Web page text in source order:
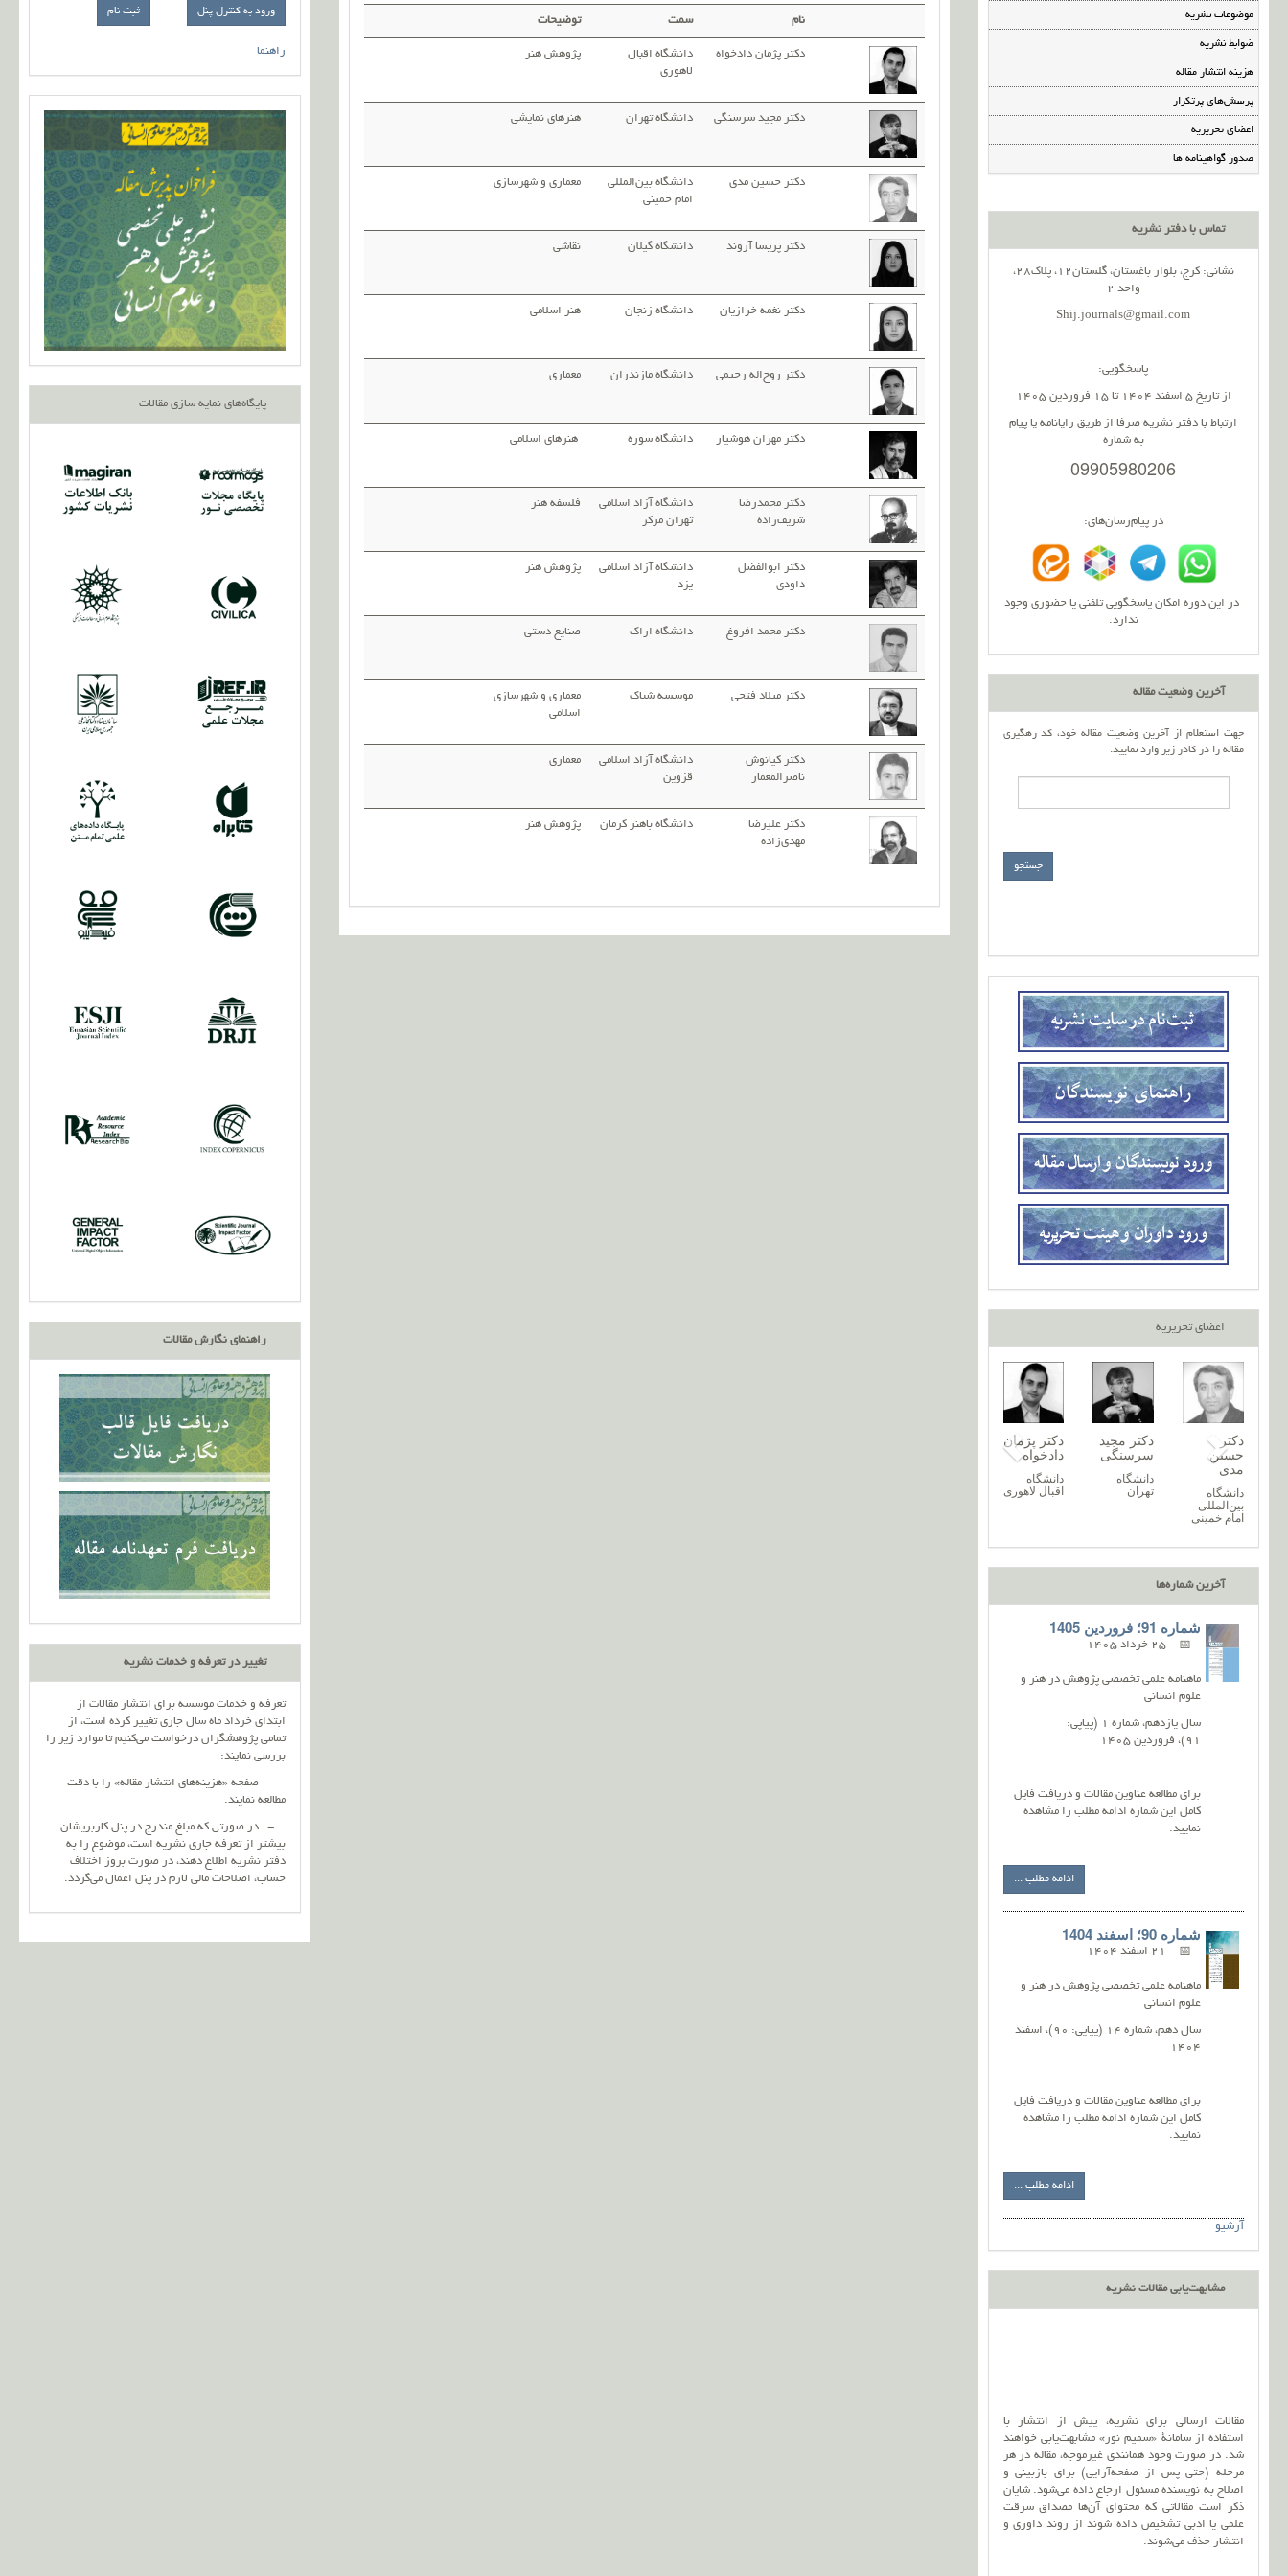
موضوعات نشریه
ضوابط نشریه
هزینه انتشار مقاله
پرسش‌های پرتکرار
اعضای تحریریه
صدور گواهینامه ها
تماس با دفتر نشریه
نشانی: کرج، بلوار باغستان، گلستان12، پلاک28،
واحد 2
Shij.journals@gmail.com
پاسخگویی:
از تاریخ 5 اسفند 1404 تا 15 فروردین 1405
ارتباط با دفتر نشریه صرفا از طریق رایانامه یا پیام
به شماره
09905980206
در پیام‌رسان‌های:
در این دوره امکان پاسخگویی تلفنی یا حضوری وجود
ندارد.
آخرین وضعیت مقاله
جهت استعلام از آخرین وضعیت مقاله خود، کد رهگیری
مقاله را در کادر زیر وارد نمایید.
اعضای تحریریه
دکتر
حسین
مدی
دانشگاه
دکتر پریسا
آروند
دانشگاه
دکتر نغمه
خرازیان
زنجان
آخرین شماره‌ها
شماره 91؛ فروردین 1405
25 خرداد 1405
ماهنامه علمی تخصصی پژوهش در هنر و
علوم انسانی
سال یازدهم، شماره 1 (پیاپی:
91)، فروردین 1405
برای مطالعه عناوین مقالات و دریافت فایل
کامل این شماره ادامه مطلب را مشاهده
نمایید.
ادامه مطلب ...
شماره 90؛ اسفند 1404
21 اسفند 1404
ماهنامه علمی تخصصی پژوهش در هنر و
علوم انسانی
سال دهم، شماره 14 (پیاپی: 90)، اسفند
1404
برای مطالعه عناوین مقالات و دریافت فایل
کامل این شماره ادامه مطلب را مشاهده
نمایید.
ادامه مطلب ...
آرشیو
مشابهت‌یابی مقالات نشریه
مقالات ارسالی برای نشریه، پیش از انتشار با
استفاده از سامانۀ «سمیم نور» مشابهت‌یابی خواهند
شد. در صورت وجود همانندی غیرموجه، مقاله در هر
مرحله (حتی پس از صفحه‌آرایی) برای بازبینی و
اصلاح به نویسنده مسئول ارجاع داده می‌شود. شایان
ذکر است مقالاتی که محتوای آن‌ها مصداق سرقت
علمی یا ادبی تشخیص داده شوند از روند داوری و
انتشار حذف می‌شوند.
نام سمت توضیحات
دکتر پژمان دادخواه
دانشگاه اقبال
لاهوری
پژوهش هنر
دکتر مجید سرسنگی دانشگاه تهران هنرهای نمایشی
دکتر حسین مدی
دانشگاه بین‌المللی
امام خمینی
معماری و شهرسازی
دکتر پریسا آروند دانشگاه گیلان نقاشی
دکتر نغمه خرازیان دانشگاه زنجان هنر اسلامی
دکتر روح‌اله رحیمی دانشگاه مازندران معماری
دکتر مهران هوشیار دانشگاه سوره هنرهای اسلامی
دکتر محمدرضا
شریف‌زاده
دانشگاه آزاد اسلامی
تهران مرکز
فلسفه هنر
دکتر ابوالفضل
داودی
دانشگاه آزاد اسلامی
یزد
پژوهش هنر
دکتر محمد افروغ دانشگاه اراک صنایع دستی
دکتر میلاد فتحی موسسه شباک
معماری و شهرسازی
اسلامی
دکتر كيانوش
ناصرالمعمار
دانشگاه آزاد اسلامی
قزوین
معماری
دکتر علیرضا
مهدی‌زاده
دانشگاه باهنر کرمان پژوهش هنر
ورود به کنترل پنل
راهنما
پایگاه‌های نمایه سازی مقالات
راهنمای نگارش مقالات
تغییر در تعرفه و خدمات نشریه
تعرفه و خدمات موسسه برای انتشار مقالات از
ابتدای خرداد ماه سال جاری تغییر کرده است، از
تمامی پژوهشگران درخواست می‌کنیم تا موارد زیر را
بررسی نمایند:
- صفحه «هزینه‌های انتشار مقاله» را با دقت
مطالعه نمایند.
- در صورتی که مبلغ مندرج در پنل کاربریشان
بیشتر از تعرفه جاری نشریه است، موضوع را به
دفتر نشریه اطلاع دهند، در صورت بروز اختلاف
حساب، اصلاحات مالی لازم در پنل اعمال می‌گردد.